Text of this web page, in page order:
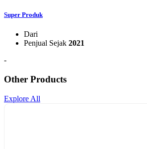
Super Produk
Dari
Penjual Sejak 2021
-
Other Products
Explore All